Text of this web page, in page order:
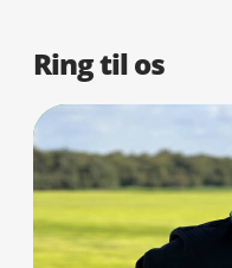
Ring til os